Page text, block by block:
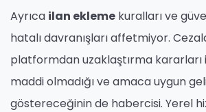
Ayrıca ilan ekleme kuralları ve
hatalı davranışları affetmiyor.
platformdan uzaklaştırma kararları
maddi olmadığı ve amaca uygun
göstereceğinin de habercisi. Yerel